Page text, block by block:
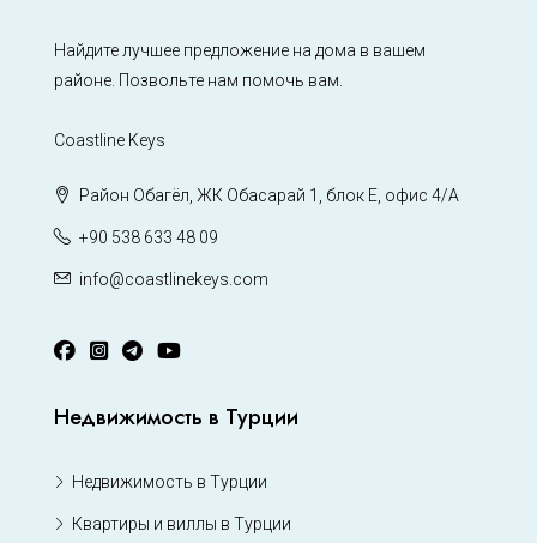
Найдите лучшее предложение на дома в вашем
районе. Позвольте нам помочь вам.
Coastline Keys
Район Обагёл, ЖК Обасарай 1, блок Е, офис 4/А
+90 538 633 48 09
info@coastlinekeys.com
Недвижимость в Турции
Недвижимость в Турции
Квартиры и виллы в Турции